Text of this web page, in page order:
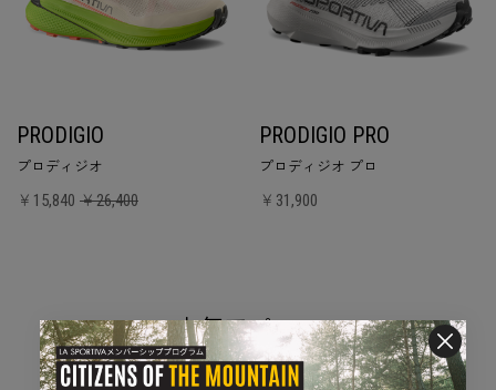
PRODIGIO
プロディジオ
￥15,840 ￥26,400
PRODIGIO PRO
プロディジオ プロ
￥31,900
人気アパレル